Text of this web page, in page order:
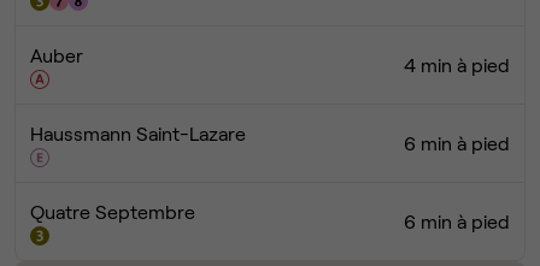
Auber 4 min à pied
Haussmann Saint-Lazare 6 min à pied
Quatre Septembre 6 min à pied